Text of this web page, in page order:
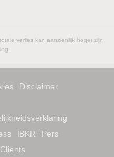
verlies kan aanzienlijk hoger zijn
Disclaimer
IBKR
Pers